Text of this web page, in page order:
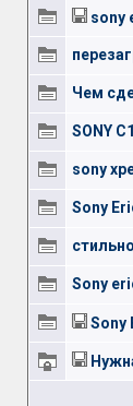
sony
Чем
SONY
sony
Sony
Sony
Sony